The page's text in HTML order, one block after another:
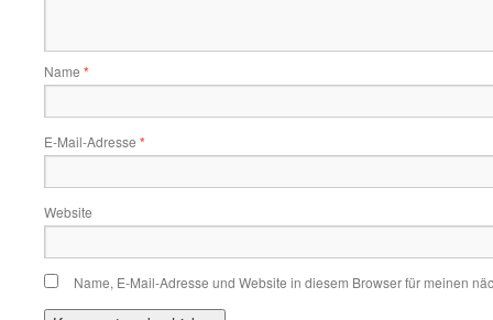
Name *
E-Mail-Adresse *
Website
Name, E-Mail-Adresse und Website in diesem Browser für meinen